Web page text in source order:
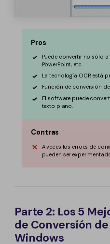
Pros
Puede convertir no sólo
PowerPoint, etc.
La tecnología OCR está
Función de conversión
El software puede
texto plano.
Contras
A veces los erroes de
pueden ser
Parte 2: Los 5
de Conversión
Windows